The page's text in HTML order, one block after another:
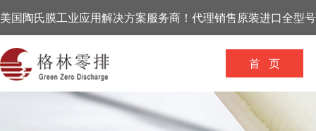
美国陶氏膜工业应用解决方案服务商！代理销售原装进口全型
首 页